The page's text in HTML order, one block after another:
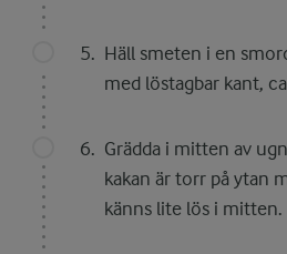
Häll smeten i en
med löstagbar kant,
Grädda i mitten av
kakan är torr på ytan
känns lite lös i mitten.